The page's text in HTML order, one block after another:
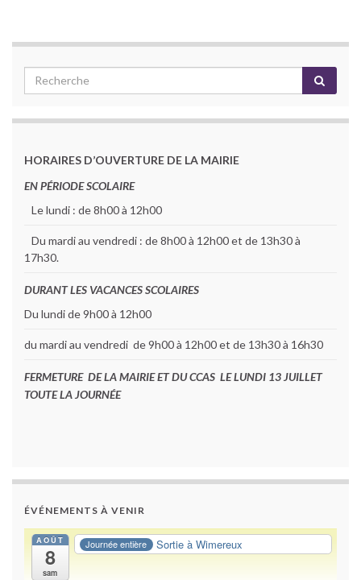
HORAIRES D’OUVERTURE DE LA MAIRIE
EN PÉRIODE SCOLAIRE
Le lundi : de 8h00 à 12h00
Du mardi au vendredi : de 8h00 à 12h00 et de 13h30 à
17h30.
DURANT LES VACANCES SCOLAIRES
Du lundi de 9h00 à 12h00
du mardi au vendredi de 9h00 à 12h00 et de 13h30 à 16h30
FERMETURE DE LA MAIRIE ET DU CCAS LE LUNDI 13 JUILLET
TOUTE LA JOURNÉE
ÉVÉNEMENTS À VENIR
AOÛT
8
sam
Journée entière Sortie à Wimereux